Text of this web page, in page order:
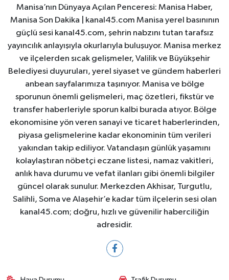
Manisa’nın Dünyaya Açılan Penceresi: Manisa Haber,
Manisa Son Dakika | kanal45.com Manisa yerel basınının
güçlü sesi kanal45.com, şehrin nabzını tutan tarafsız
yayıncılık anlayışıyla okurlarıyla buluşuyor. Manisa merkez
ve ilçelerden sıcak gelişmeler, Valilik ve Büyükşehir
Belediyesi duyuruları, yerel siyaset ve gündem haberleri
anbean sayfalarımıza taşınıyor. Manisa ve bölge
sporunun önemli gelişmeleri, maç özetleri, fikstür ve
transfer haberleriyle sporun kalbi burada atıyor. Bölge
ekonomisine yön veren sanayi ve ticaret haberlerinden,
piyasa gelişmelerine kadar ekonominin tüm verileri
yakından takip ediliyor. Vatandaşın günlük yaşamını
kolaylaştıran nöbetçi eczane listesi, namaz vakitleri,
anlık hava durumu ve vefat ilanları gibi önemli bilgiler
güncel olarak sunulur. Merkezden Akhisar, Turgutlu,
Salihli, Soma ve Alaşehir’e kadar tüm ilçelerin sesi olan
kanal45.com; doğru, hızlı ve güvenilir haberciliğin
adresidir.